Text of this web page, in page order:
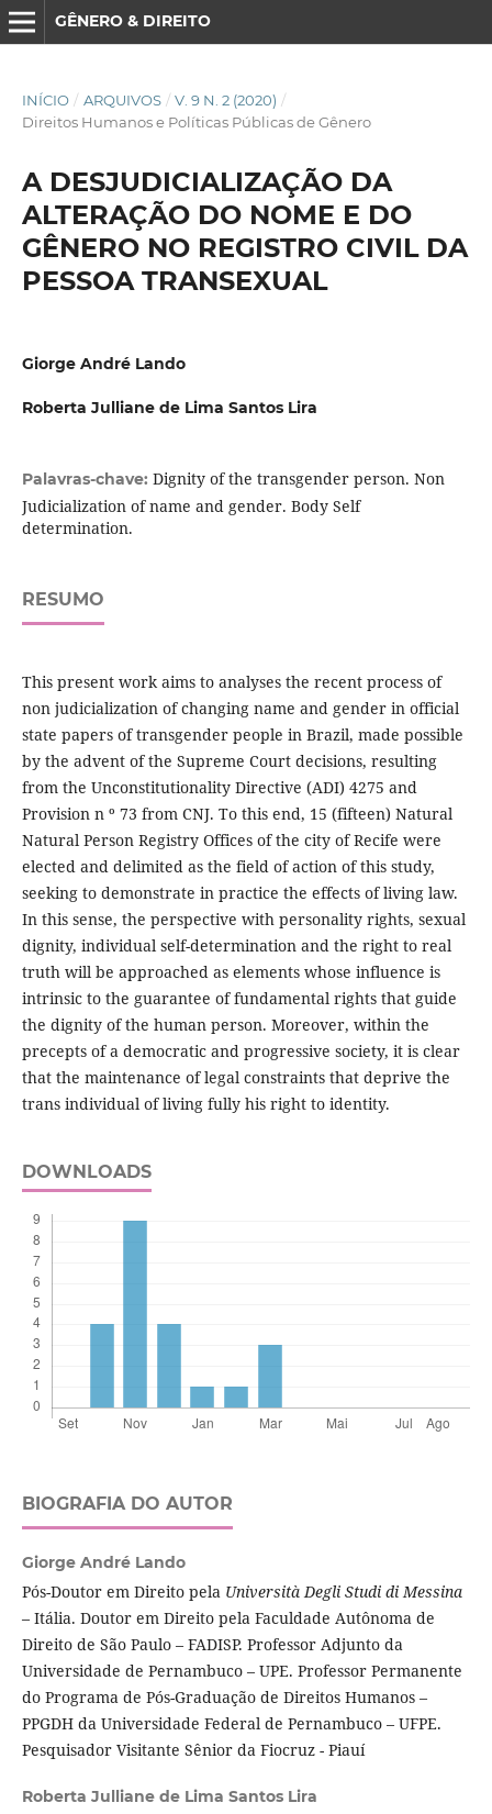
GÊNERO & DIREITO
INÍCIO / ARQUIVOS / V. 9 N. 2 (2020) /
Direitos Humanos e Políticas Públicas de Gênero
A DESJUDICIALIZAÇÃO DA
ALTERAÇÃO DO NOME E DO
GÊNERO NO REGISTRO CIVIL DA
PESSOA TRANSEXUAL
Giorge André Lando
Roberta Julliane de Lima Santos Lira
Palavras-chave: Dignity of the transgender person. Non
Judicialization of name and gender. Body Self
determination.
RESUMO
This present work aims to analyses the recent process of
non judicialization of changing name and gender in official
state papers of transgender people in Brazil, made possible
by the advent of the Supreme Court decisions, resulting
from the Unconstitutionality Directive (ADI) 4275 and
Provision n º 73 from CNJ. To this end, 15 (fifteen) Natural
Natural Person Registry Offices of the city of Recife were
elected and delimited as the field of action of this study,
seeking to demonstrate in practice the effects of living law.
In this sense, the perspective with personality rights, sexual
dignity, individual self-determination and the right to real
truth will be approached as elements whose influence is
intrinsic to the guarantee of fundamental rights that guide
the dignity of the human person. Moreover, within the
precepts of a democratic and progressive society, it is clear
that the maintenance of legal constraints that deprive the
trans individual of living fully his right to identity.
DOWNLOADS
BIOGRAFIA DO AUTOR
Giorge André Lando
Pós-Doutor em Direito pela Università Degli Studi di Messina
– Itália. Doutor em Direito pela Faculdade Autônoma de
Direito de São Paulo – FADISP. Professor Adjunto da
Universidade de Pernambuco – UPE. Professor Permanente
do Programa de Pós-Graduação de Direitos Humanos –
PPGDH da Universidade Federal de Pernambuco – UFPE.
Pesquisador Visitante Sênior da Fiocruz - Piauí
Roberta Julliane de Lima Santos Lira